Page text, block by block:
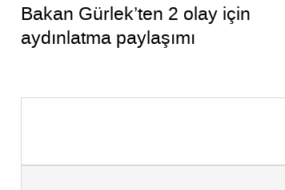
Bakan Gürlek’ten 2 olay için
aydınlatma paylaşımı